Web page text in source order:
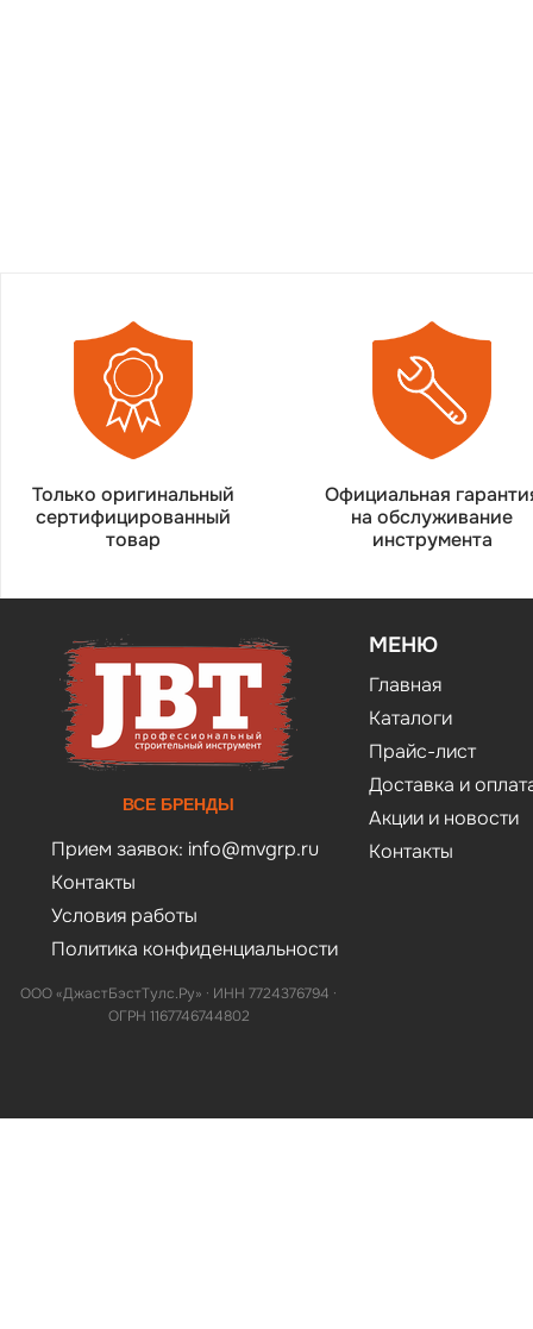
Только оригинальный
сертифицированный
товар
Официальная
на обслуживание
инструмента
ВСЕ БРЕНДЫ
Прием заявок: info@mvgrp.ru
Контакты
Условия работы
Политика конфиденциальности
ООО «ДжастБэстТулс.Ру» · ИНН 7724376794 ·
ОГРН 1167746744802
МЕНЮ
Главная
Каталоги
Прайс-лист
Доставка и
Акции и новости
Контакты